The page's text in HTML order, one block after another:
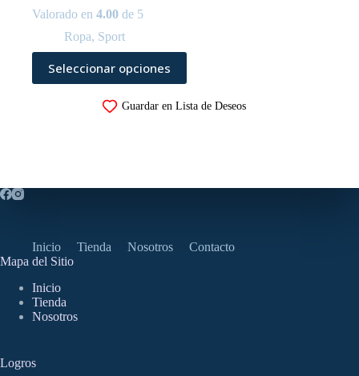
Valorado en 4.00 de 5
Ropa, Sport
Seleccionar opciones
Este
producto
tiene
elegir
de
producto
Guardar en Lista de Deseos
Inicio Tienda Nosotros
Contacto
Mapa del Sitio
Inicio
Tienda
Nosotros
Logros